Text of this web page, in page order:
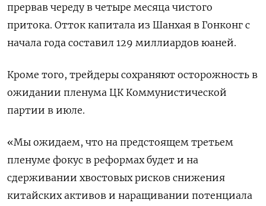
прервав череду в четыре месяца чистого
притока. Отток капитала из Шанхая в Гонконг с
начала года составил 129 миллиардов юаней.
Кроме того, трейдеры сохраняют осторожность в
ожидании пленума ЦК Коммунистической
партии в июле.
«Мы ожидаем, что на предстоящем третьем
пленуме фокус в реформах будет и на
сдерживании хвостовых рисков снижения
китайских активов и наращивании потенциала